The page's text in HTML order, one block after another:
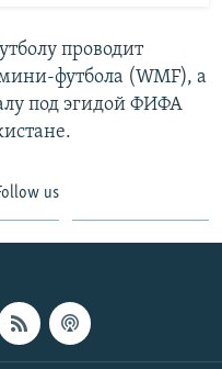
проводит
футбола (WMF), а
под эгидой ФИФА
us